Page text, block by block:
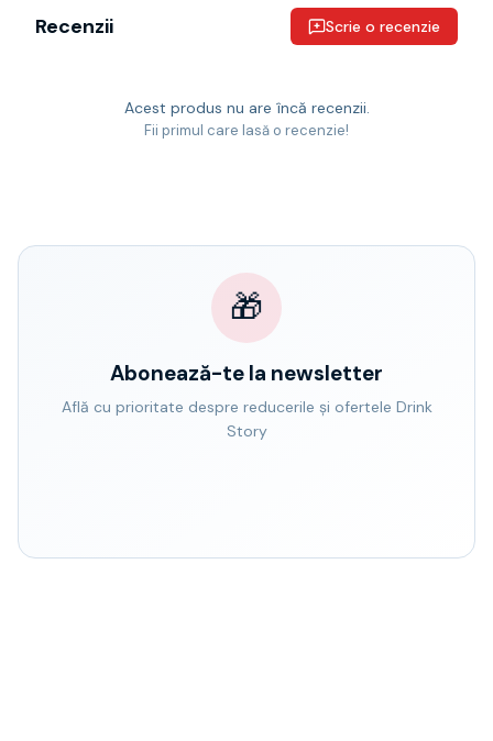
Recenzii Scrie o recenzie
Acest produs nu are încă recenzii.
Fii primul care lasă o recenzie!
🎁
Abonează-te la newsletter
Află cu prioritate despre reducerile și ofertele Drink
Story